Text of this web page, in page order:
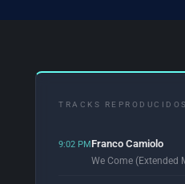
TRACKS REPRODUCIDOS
9:02 PMFranco Camiolo
We Come (Extended